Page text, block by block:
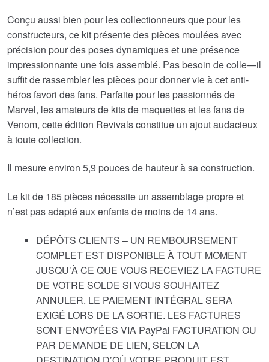
Conçu aussi bien pour les collectionneurs que pour les
constructeurs, ce kit présente des pièces moulées avec
précision pour des poses dynamiques et une présence
impressionnante une fois assemblé. Pas besoin de colle—il
suffit de rassembler les pièces pour donner vie à cet anti-
héros favori des fans. Parfaite pour les passionnés de
Marvel, les amateurs de kits de maquettes et les fans de
Venom, cette édition Revivals constitue un ajout audacieux
à toute collection.
Il mesure environ 5,9 pouces de hauteur à sa construction.
Le kit de 185 pièces nécessite un assemblage propre et
n’est pas adapté aux enfants de moins de 14 ans.
DÉPÔTS CLIENTS – UN REMBOURSEMENT
COMPLET EST DISPONIBLE À TOUT MOMENT
JUSQU’À CE QUE VOUS RECEVIEZ LA FACTURE
DE VOTRE SOLDE SI VOUS SOUHAITEZ
ANNULER. LE PAIEMENT INTÉGRAL SERA
EXIGÉ LORS DE LA SORTIE. LES FACTURES
SONT ENVOYÉES VIA PayPal FACTURATION OU
PAR DEMANDE DE LIEN, SELON LA